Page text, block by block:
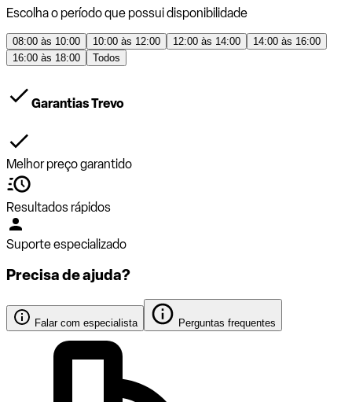
Escolha o período que possui disponibilidade
08:00 às 10:00 10:00 às 12:00 12:00 às 14:00
14:00 às 16:00
16:00 às 18:00
Todos
Garantias Trevo
Melhor preço garantido
Resultados rápidos
Suporte especializado
Precisa de ajuda?
Falar com especialista Perguntas frequentes